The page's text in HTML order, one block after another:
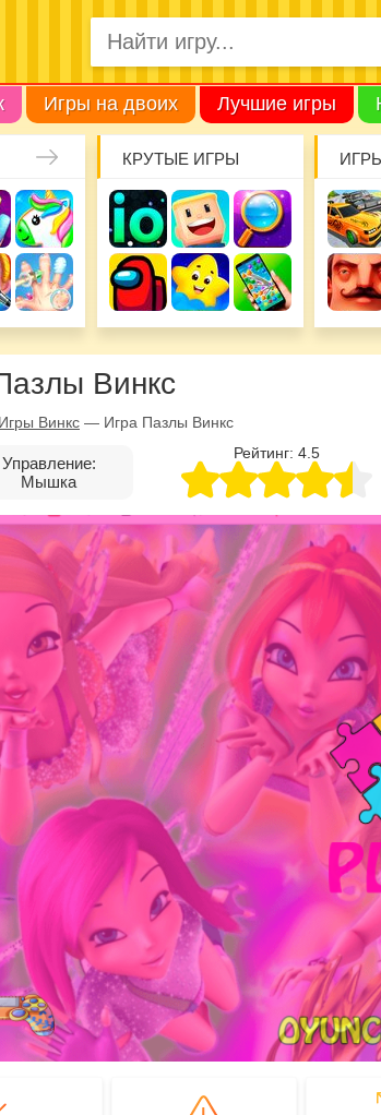
Игры на двоих Лучшие игры
КРУТЫЕ ИГРЫ
Винкс
Игры Винкс — Игра Пазлы Винкс
Управление:
Мышка
Рейтинг: 4.5